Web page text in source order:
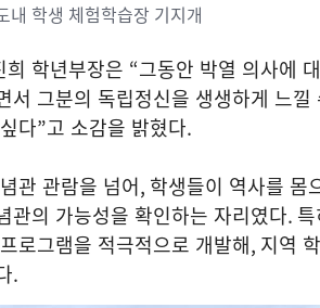
내 학생 체험학습장 기지개
학년부장은 “그동안 박열 의사에
서 그분의 독립정신을 생생하게 느낄
다”고 소감을 밝혔다.
관 관람을 넘어, 학생들이 역사를 몸
관의 가능성을 확인하는 자리였다.
로그램을 적극적으로 개발해, 지역
.